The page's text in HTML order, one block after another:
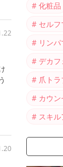
化粧品
セル
リン
デカ
爪ト
カウ
スキ